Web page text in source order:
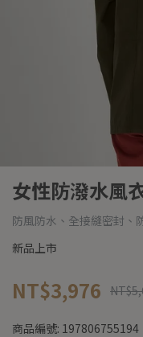
女性防潑水風
防風防水、全接縫密封、
新品上市
NT$3,976
商品編號: 197806755194